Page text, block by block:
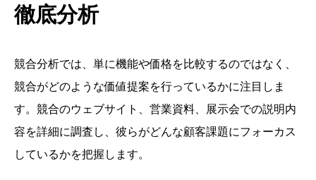
徹底分析
競合分析では、単に機能や価格を比較するのではなく、
競合がどのような価値提案を行っているかに注目しま
す。競合のウェブサイト、営業資料、展示会での説明内
容を詳細に調査し、彼らがどんな顧客課題にフォーカス
しているかを把握します。